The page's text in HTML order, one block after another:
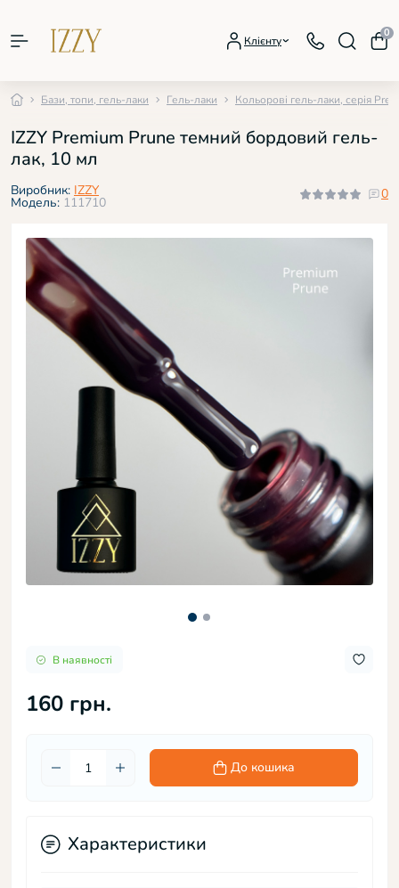
Клієнту
0
Бази, топи, гель-лаки Гель-лаки Кольорові гель-лаки, серія
IZZY Premium Prune темний бордовий гель-
лак, 10 мл
Виробник: IZZY
Модель: 111710
0
В наявності
160 грн.
До кошика
Характеристики